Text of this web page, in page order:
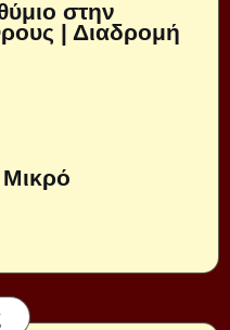
στην
| Διαδρομή